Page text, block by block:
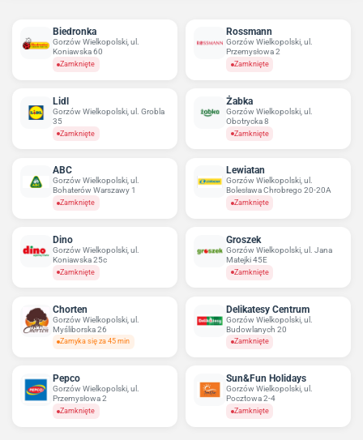
Biedronka
Gorzów Wielkopolski, ul.
Koniawska 60
Zamknięte
Rossmann
Gorzów Wielkopolski, ul.
Przemysłowa 2
Zamknięte
Lidl
Gorzów Wielkopolski, ul. Grobla
35
Zamknięte
Żabka
Gorzów Wielkopolski, ul.
Obotrycka 8
Zamknięte
ABC
Gorzów Wielkopolski, ul.
Bohaterów Warszawy 1
Zamknięte
Lewiatan
Gorzów Wielkopolski, ul.
Bolesława Chrobrego 20-20A
Zamknięte
Dino
Gorzów Wielkopolski, ul.
Koniawska 25c
Zamknięte
Groszek
Gorzów Wielkopolski, ul. Jana
Matejki 45E
Zamknięte
Chorten
Gorzów Wielkopolski, ul.
Myśliborska 26
Zamyka się za 45 min
Delikatesy Centrum
Gorzów Wielkopolski, ul.
Budowlanych 20
Zamknięte
Pepco
Gorzów Wielkopolski, ul.
Przemysłowa 2
Zamknięte
Sun&Fun Holidays
Gorzów Wielkopolski, ul.
Pocztowa 2-4
Zamknięte